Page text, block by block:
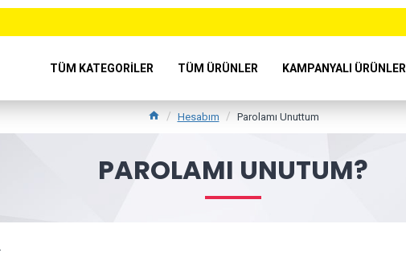
TÜM KATEGORILER TÜM ÜRÜNLER KAMPANYALI ÜRÜNLER
Hesabım Parolamı Unuttum
PAROLAMI UNUTUM?